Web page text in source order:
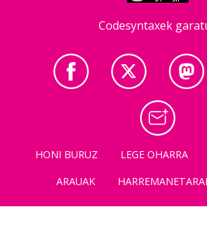
Codesyntaxek
HONI BURUZ LEGE OHARRA
ARAUAK